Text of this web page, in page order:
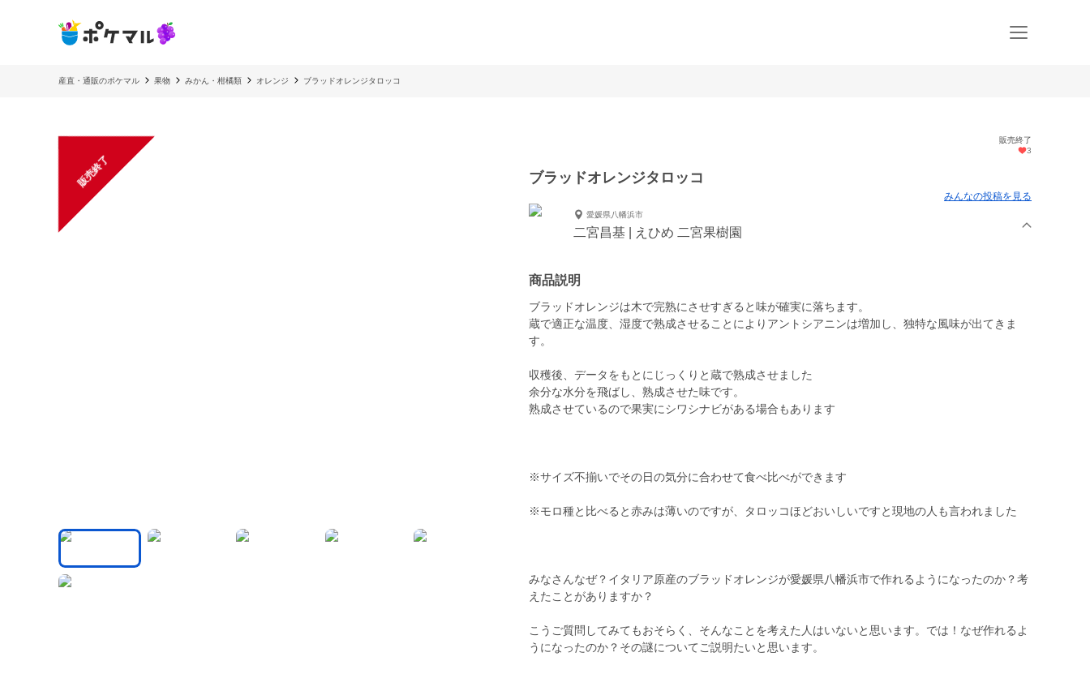
産直・通販のポケマル 果物 みかん・柑橘類 オレンジ ブラッドオレンジタロッコ
販売終了
販売終了
3
ブラッドオレンジタロッコ
みんなの投稿を見る
愛媛県八幡浜市
二宮昌基 | えひめ 二宮果樹園
商品説明
ブラッドオレンジは木で完熟にさせすぎると味が確実に落ちます。
蔵で適正な温度、湿度で熟成させることによりアントシアニンは増加し、独特な風味が出てきま
す。
収穫後、データをもとにじっくりと蔵で熟成させました
余分な水分を飛ばし、熟成させた味です。
熟成させているので果実にシワシナビがある場合もあります
※サイズ不揃いでその日の気分に合わせて食べ比べができます
※モロ種と比べると赤みは薄いのですが、タロッコほどおいしいですと現地の人も言われました
みなさんなぜ？イタリア原産のブラッドオレンジが愛媛県八幡浜市で作れるようになったのか？考
えたことがありますか？
こうご質問してみてもおそらく、そんなことを考えた人はいないと思います。では！なぜ作れるよ
うになったのか？その謎についてご説明たいと思います。